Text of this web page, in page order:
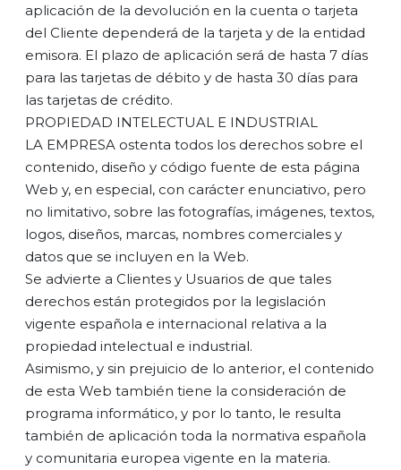
aplicación de la devolución en la cuenta o tarjeta
del Cliente dependerá de la tarjeta y de la entidad
emisora. El plazo de aplicación será de hasta 7 días
para las tarjetas de débito y de hasta 30 días para
las tarjetas de crédito.
PROPIEDAD INTELECTUAL E INDUSTRIAL
LA EMPRESA ostenta todos los derechos sobre el
contenido, diseño y código fuente de esta página
Web y, en especial, con carácter enunciativo, pero
no limitativo, sobre las fotografías, imágenes, textos,
logos, diseños, marcas, nombres comerciales y
datos que se incluyen en la Web.
Se advierte a Clientes y Usuarios de que tales
derechos están protegidos por la legislación
vigente española e internacional relativa a la
propiedad intelectual e industrial.
Asimismo, y sin prejuicio de lo anterior, el contenido
de esta Web también tiene la consideración de
programa informático, y por lo tanto, le resulta
también de aplicación toda la normativa española
y comunitaria europea vigente en la materia.